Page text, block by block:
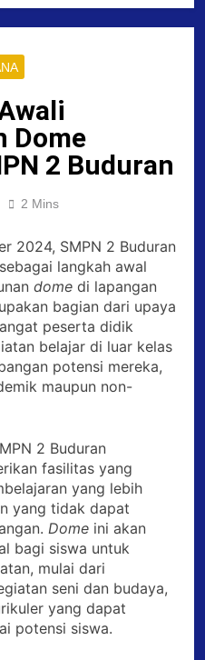
Dome
2 Buduran
2 Mins
2024, SMPN 2 Buduran
langkah awal
dome di lapangan
bagian dari upaya
peserta didik
belajar di luar kelas
potensi mereka,
maupun non-
2 Buduran
fasilitas yang
yang lebih
yang tidak dapat
Dome ini akan
bagi siswa untuk
mulai dari
seni dan budaya,
yang dapat
potensi siswa.